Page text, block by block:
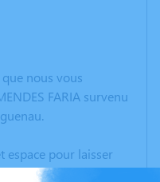
que nous vous
FARIA survenu
espace pour laisser
photos souvenirs, une